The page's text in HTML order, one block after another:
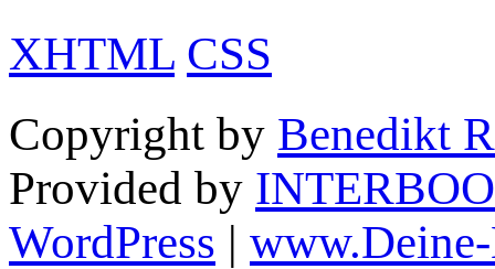
XHTML CSS
Copyright by Benedikt
Provided by
WordPress |